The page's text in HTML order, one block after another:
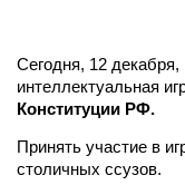
Сегодня, 12
интеллектуальная
Конституции РФ.
Принять участие в
столичных ссузов.